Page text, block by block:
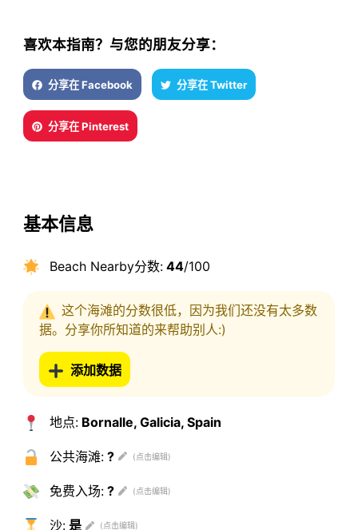
喜欢本指南？与您的朋友分享：
分享在 Facebook 分享在 Twitter
分享在 Pinterest
基本信息
Beach Nearby分数:44/100
这个海滩的分数很低，因为我们还没有太多数
据。分享你所知道的来帮助别人:)
添加数据
地点:Bornalle, Galicia, Spain
公共海滩:?
免费入场:?
沙:是